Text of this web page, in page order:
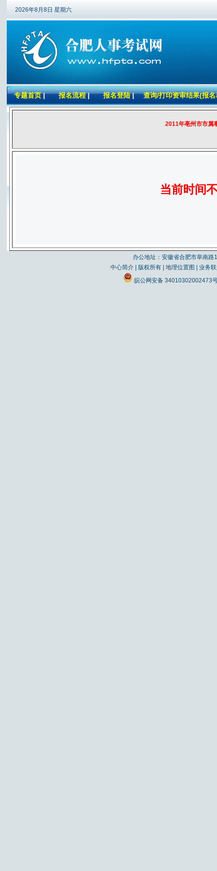
2026年8月8日 星期六
专题首页 | 报名流程| 报名登陆 | 查询/打印资审结果(报名
2011年亳州市市属
当前时间
办公地址：安徽省合肥市阜南
中心简介| 版权所有| 地理位置图
业务
皖公网安备 34010302002473